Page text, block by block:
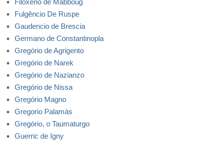
Filoxeno de Mabboug
Fulgêncio De Ruspe
Gaudencio de Brescia
Germano de Constantinopla
Gregório de Agrigento
Gregório de Narek
Gregório de Nazianzo
Gregório de Nissa
Gregório Magno
Gregorio Palamàs
Gregório, o Taumaturgo
Guerric de Igny